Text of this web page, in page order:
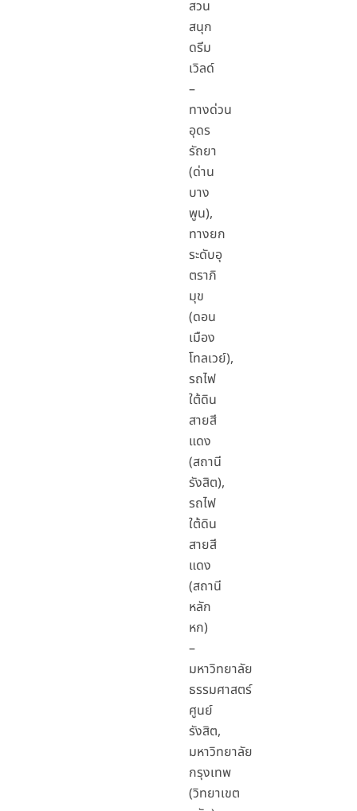
สวน
สนุก
ดรีม
เวิลด์
–
ทางด่วน
อุดร
รัถยา
(ด่าน
บาง
พูน),
ทางยก
ระดับอุ
ตราภิ
มุข
(ดอน
เมือง
โทลเวย์),
รถไฟ
ใต้ดิน
สายสี
แดง
(สถานี
รังสิต),
รถไฟ
ใต้ดิน
สายสี
แดง
(สถานี
หลัก
หก)
–
มหาวิทยาลัย
ธรรมศาสตร์
ศูนย์
รังสิต,
มหาวิทยาลัย
กรุงเทพ
(วิทยาเขต